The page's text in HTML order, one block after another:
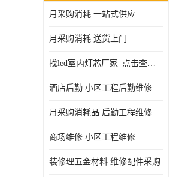
月采购消耗 一站式供应
月采购消耗 送货上门
找led室内灯芯厂家_点击查看更多
酒店后勤 小区工程后勤维修
月采购消耗品 后勤工程维修
商场维修 小区工程维修
装修理五金材料 维修配件采购